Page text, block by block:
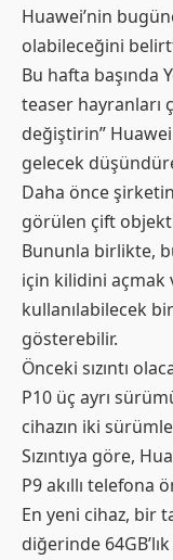
Huawei’nin
olabileceğini
Bu hafta başında
teaser hayranları
değiştirin”
gelecek
Daha önce
görülen çift
Bununla birlikte,
için kilidini açmak
kullanılabilecek
gösterebilir.
Önceki sızıntı
P10 üç ayrı
cihazın iki
Sızıntıya göre,
P9 akıllı telefona
En yeni cihaz, bir
diğerinde